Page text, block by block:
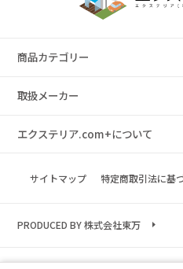
商品カテゴリー
取扱メーカー
エクステリア.com+について
サイトマップ 特定商取引法に基
PRODUCED BY 株式会社東万